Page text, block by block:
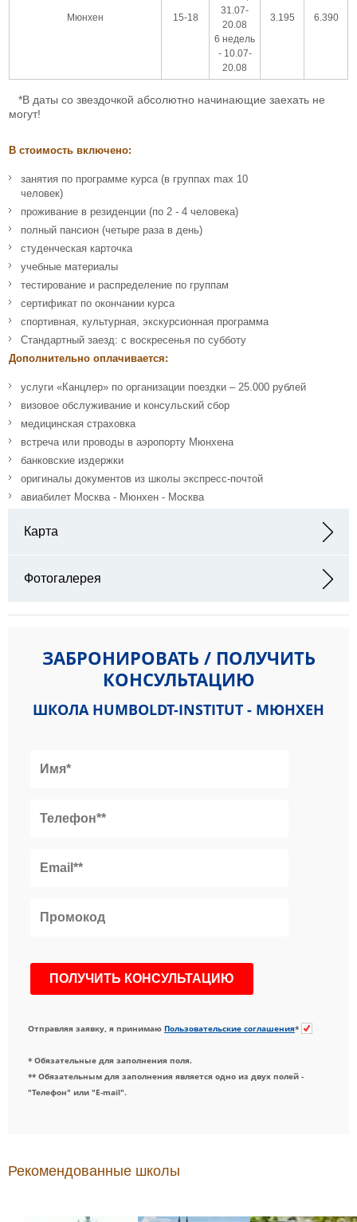
Мюнхен 15-18
31.07-
20.08
6 недель
- 10.07-
20.08
3.195 6.390
*В даты со звездочкой абсолютно начинающие заехать не
могут!
В стоимость включено:
занятия по программе курса (в группах max 10
человек)
проживание в резиденции (по 2 - 4 человека)
полный пансион (четыре раза в день)
студенческая карточка
учебные материалы
тестирование и распределение по группам
сертификат по окончании курса
спортивная, культурная, экскурсионная программа
Стандартный заезд: с воскресенья по субботу
Дополнительно оплачивается:
услуги «Канцлер» по организации поездки – 25.000 рублей
визовое обслуживание и консульский сбор
медицинская страховка
встреча или проводы в аэропорту Мюнхена
банковские издержки
оригиналы документов из школы экспресс-почтой
авиабилет Москва - Мюнхен - Москва
Карта
Фотогалерея
ЗАБРОНИРОВАТЬ / ПОЛУЧИТЬ
КОНСУЛЬТАЦИЮ
ШКОЛА HUMBOLDT-INSTITUT - МЮНХЕН
Отправляя заявку, я принимаю Пользовательские соглашения*
* Обязательные для заполнения поля.
** Обязательным для заполнения является одно из двух полей -
"Телефон" или "E-mail".
Рекомендованные школы